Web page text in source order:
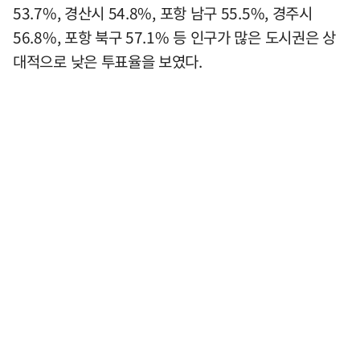
53.7%, 경산시 54.8%, 포항 남구 55.5%, 경주시
56.8%, 포항 북구 57.1% 등 인구가 많은 도시권은 상
대적으로 낮은 투표율을 보였다.